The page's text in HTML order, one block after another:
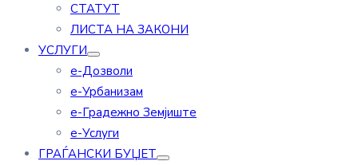
СТАТУТ
ЛИСТА НА ЗАКОНИ
УСЛУГИ
е-Дозволи
е-Урбанизам
е-Градежно Земјиште
е-Услуги
ГРАЃАНСКИ БУЏЕТ